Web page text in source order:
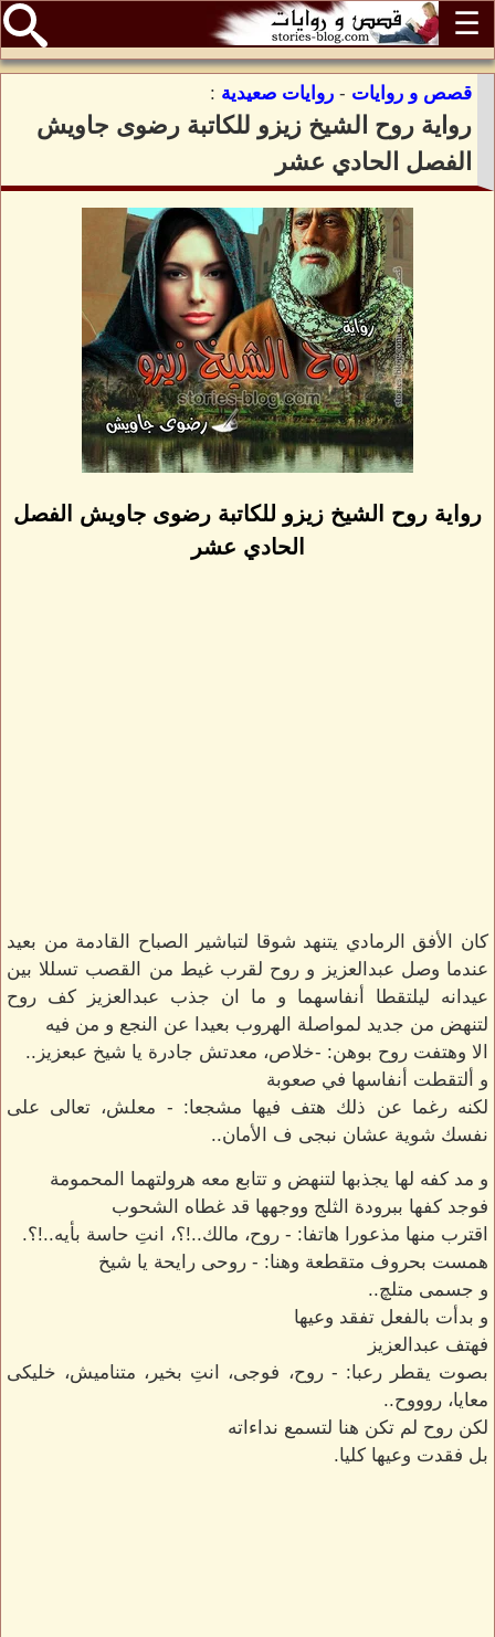
☰
قصص و روايات - روايات صعيدية :
رواية روح الشيخ زيزو للكاتبة رضوى جاويش
الفصل الحادي عشر
رواية روح الشيخ زيزو للكاتبة رضوى جاويش الفصل
الحادي عشر
كان الأفق الرمادي يتنهد شوقا لتباشير الصباح القادمة من بعيد
عندما وصل عبدالعزيز و روح لقرب غيط من القصب تسللا بين
عيدانه ليلتقطا أنفاسهما و ما ان جذب عبدالعزيز كف روح
لتنهض من جديد لمواصلة الهروب بعيدا عن النجع و من فيه
الا وهتفت روح بوهن: -خلاص، معدتش جادرة يا شيخ عبعزيز..
و ألتقطت أنفاسها في صعوبة
لكنه رغما عن ذلك هتف فيها مشجعا: - معلش، تعالى على
نفسك شوية عشان نبجى ف الأمان..
و مد كفه لها يجذبها لتنهض و تتابع معه هرولتهما المحمومة
فوجد كفها ببرودة الثلج ووجهها قد غطاه الشحوب
اقترب منها مذعورا هاتفا: - روح، مالك..!؟، انتِ حاسة بأيه..!؟.
همست بحروف متقطعة وهنا: - روحى رايحة يا شيخ
و جسمى متلچ..
و بدأت بالفعل تفقد وعيها
فهتف عبدالعزيز
بصوت يقطر رعبا: - روح، فوجى، انتِ بخير، متناميش، خليكى
معايا، روووح..
لكن روح لم تكن هنا لتسمع نداءاته
بل فقدت وعيها كليا.